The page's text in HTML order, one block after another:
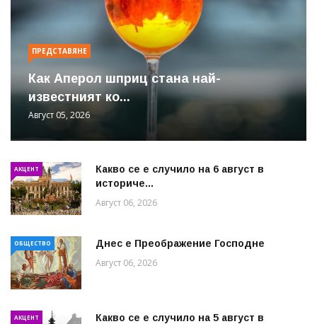
ПРЕДСТАВЯНЕ
Как Аперол шприц стана най-
известният ко...
Август 05, 2026
АКЦЕНТ
Какво се е случило на 6 август в
историче...
Август 06, 2026
ОБЩЕСТВО Днес е Преображение Господне
Август 06, 2026
АКЦЕНТ
Какво се е случило на 5 август в